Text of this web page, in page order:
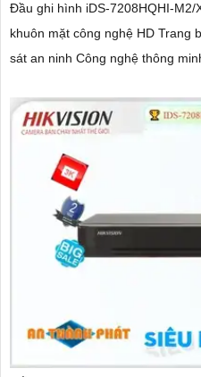
Đầu ghi hình iDS-7208HQHI-
khuôn mặt công nghệ HD Trang
sát an ninh Công nghệ thông